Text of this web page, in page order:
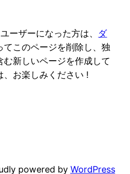
ーザーになった方は、 ダ
てこのページを削除し、独
む新しいページを作成して
、お楽しみください !
powered by WordPress